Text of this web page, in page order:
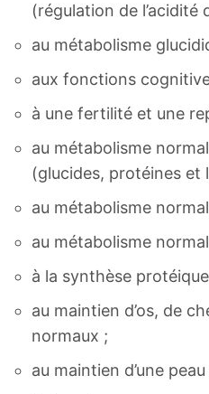
(régulation de l’acidité
au métabolisme
aux fonctions
à une fertilité et une
au métabolisme
(glucides, protéines et
au métabolisme
au métabolisme
à la synthèse
au maintien d’os, de
normaux ;
au maintien d’une